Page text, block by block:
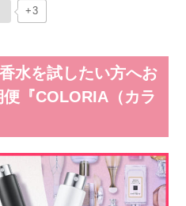
+3
水を試したい方へお
『COLORIA（カラ